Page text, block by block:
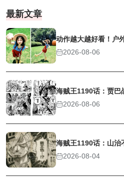
最新文章
动作越大越好看！户
2026-08-06
海贼王1190话：贾巴
2026-08-06
海贼王1190话：山治
2026-08-04